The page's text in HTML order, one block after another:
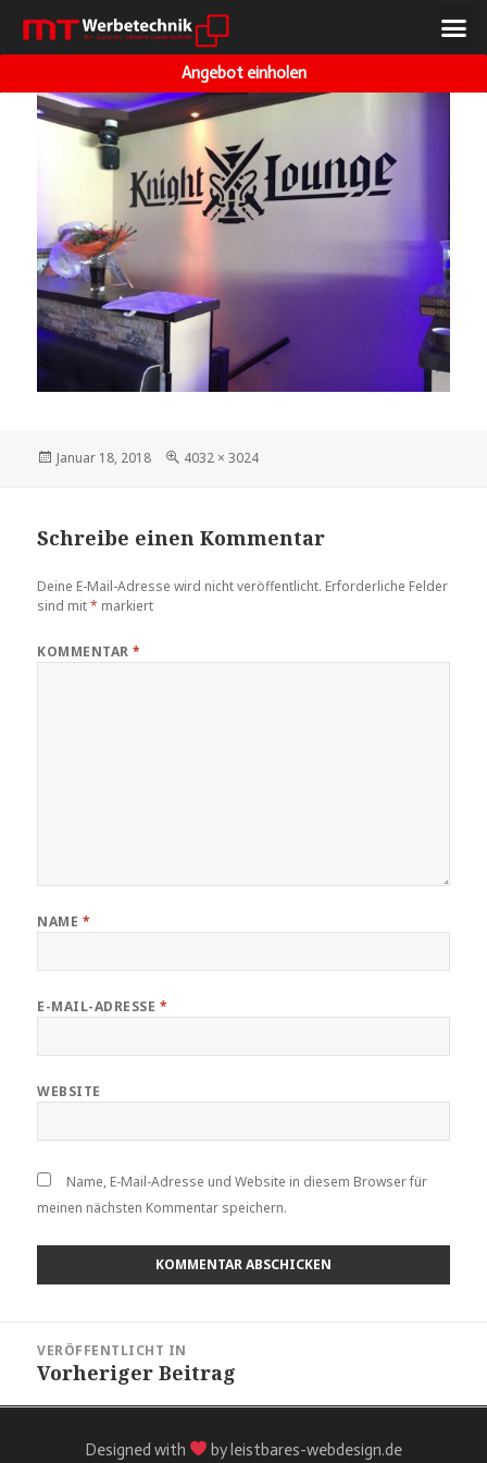
Angebot einholen
NÄCHSTES BILD
Januar 18, 2018 4032 × 3024
Schreibe einen Kommentar
Deine E-Mail-Adresse wird nicht veröffentlicht. Erforderliche Felder
sind mit* markiert
KOMMENTAR*
NAME *
E-MAIL-ADRESSE *
WEBSITE
Name, E-Mail-Adresse und Website in diesem Browser für
meinen nächsten Kommentar speichern.
VERÖFFENTLICHT IN
Vorheriger Beitrag
Designed with by leistbares-webdesign.de